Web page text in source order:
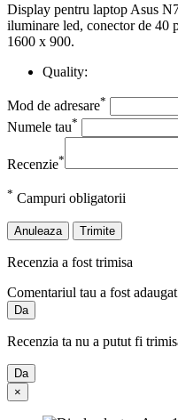
Display pentru laptop Asus
iluminare led, conector de 40
1600 x 900.
Quality:
Mod de adresare*
Numele tau*
Recenzie*
* Campuri obligatorii
Anuleaza Trimite
Recenzia a fost trimisa
Comentariul tau a fost
Da
Recenzia ta nu a putut fi
Da
×